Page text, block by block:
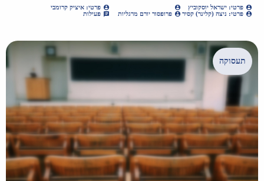
פרטי: ישראל יוסקוביץ
פרטי: איציק קרומבי
פרטי: ניצה (קלינר) קסיר
פרופסור יורם מרגליות פעילות
תעסוקה